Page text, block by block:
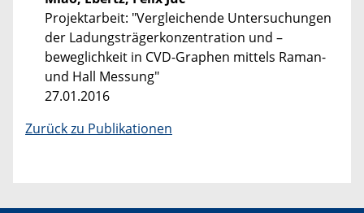
Projektarbeit: "Vergleichende Untersuchungen
der Ladungsträgerkonzentration und –
beweglichkeit in CVD-Graphen mittels Raman-
und Hall Messung"
27.01.2016
Zurück zu Publikationen